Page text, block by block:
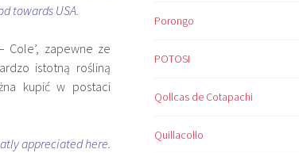
towards USA.
Cole’, zapewne ze
istotną rośliną
kupić w postaci
appreciated here.
Porongo
POTOSI
Qollcas de Cotapachi
Quillacollo